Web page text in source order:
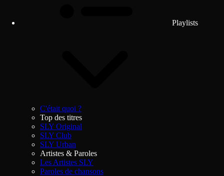
Playlists
C'était quoi ?
Top des titres
SLY Original
SLY Club
SLY Urban
Artistes & Paroles
Les Artistes SLY
Paroles de chansons